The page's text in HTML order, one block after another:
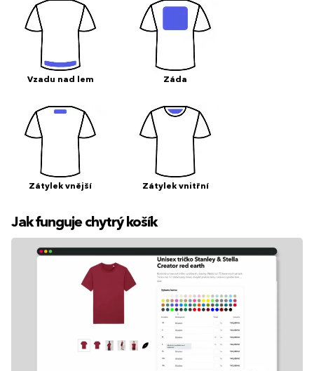
Vzadu nad lem Záda
Zátylek vnější Zátylek vnitřní
Jak funguje chytrý košík